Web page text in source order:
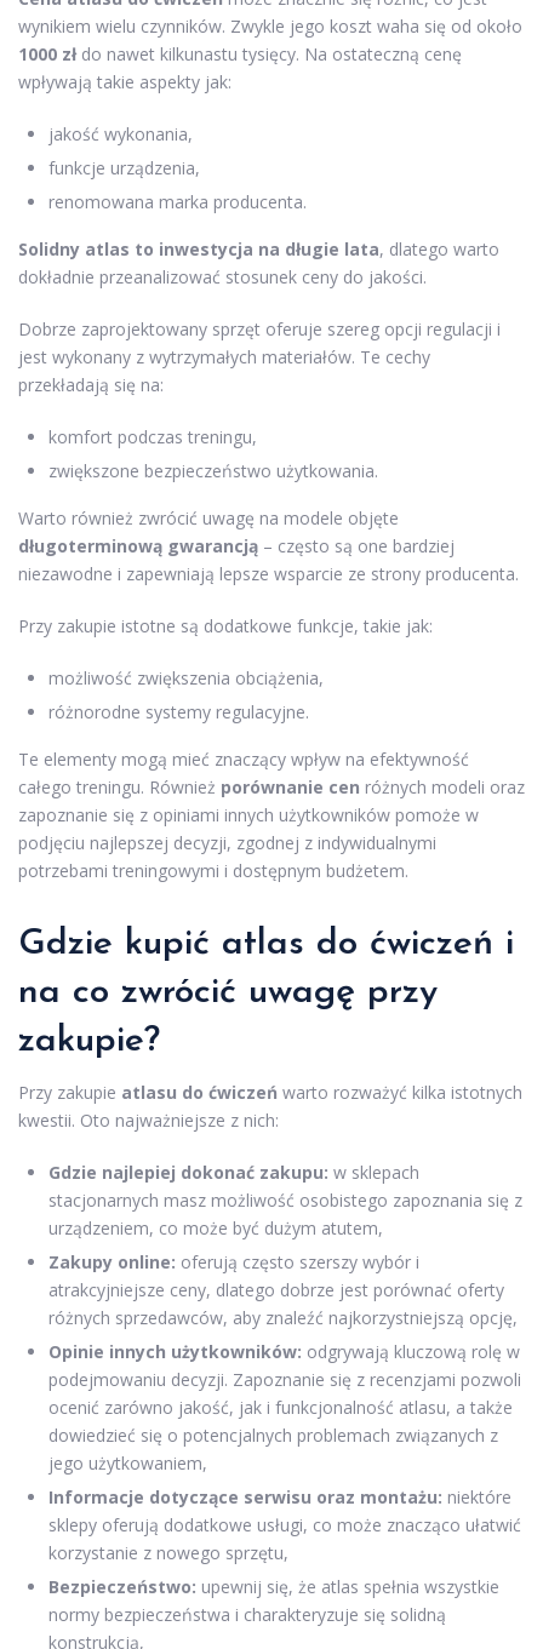
wynikiem wielu czynników. Zwykle jego koszt waha się od około
1000 złdo nawet kilkunastu tysięcy. Na ostateczną cenę
wpływają takie aspekty jak:
jakość wykonania,
funkcje urządzenia,
renomowana marka producenta.
Solidny atlas to inwestycja na długie lata, dlatego warto
dokładnie przeanalizować stosunek ceny do jakości.
Dobrze zaprojektowany sprzęt oferuje szereg opcji regulacji i
jest wykonany z wytrzymałych materiałów. Te cechy
przekładają się na:
komfort podczas treningu,
zwiększone bezpieczeństwo użytkowania.
Warto również zwrócić uwagę na modele objęte
długoterminową gwarancją – często są one bardziej
niezawodne i zapewniają lepsze wsparcie ze strony producenta.
Przy zakupie istotne są dodatkowe funkcje, takie jak:
możliwość zwiększenia obciążenia,
różnorodne systemy regulacyjne.
Te elementy mogą mieć znaczący wpływ na efektywność
całego treningu. Również porównanie cen różnych modeli oraz
zapoznanie się z opiniami innych użytkowników pomoże w
podjęciu najlepszej decyzji, zgodnej z indywidualnymi
potrzebami treningowymi i dostępnym budżetem.
Gdzie kupić atlas do ćwiczeń i
na co zwrócić uwagę przy
zakupie?
Przy zakupie atlasu do ćwiczeń warto rozważyć kilka istotnych
kwestii. Oto najważniejsze z nich:
Gdzie najlepiej dokonać zakupu: w sklepach
stacjonarnych masz możliwość osobistego zapoznania się z
urządzeniem, co może być dużym atutem,
Zakupy online: oferują często szerszy wybór i
atrakcyjniejsze ceny, dlatego dobrze jest porównać oferty
różnych sprzedawców, aby znaleźć najkorzystniejszą opcję,
Opinie innych użytkowników: odgrywają kluczową rolę w
podejmowaniu decyzji. Zapoznanie się z recenzjami pozwoli
ocenić zarówno jakość, jak i funkcjonalność atlasu, a także
dowiedzieć się o potencjalnych problemach związanych z
jego użytkowaniem,
Informacje dotyczące serwisu oraz montażu: niektóre
sklepy oferują dodatkowe usługi, co może znacząco ułatwić
korzystanie z nowego sprzętu,
Bezpieczeństwo: upewnij się, że atlas spełnia wszystkie
normy bezpieczeństwa i charakteryzuje się solidną
konstrukcją,